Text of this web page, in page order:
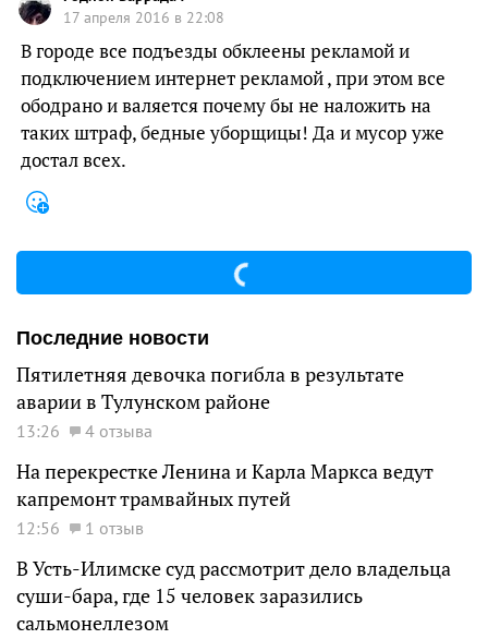
17 апреля 2016 в 22:08
В городе все подъезды обклеены рекламой и
подключением интернет рекламой , при этом все
ободрано и валяется почему бы не наложить на
таких штраф, бедные уборщицы! Да и мусор уже
достал всех.
Последние новости
Пятилетняя девочка погибла в результате
аварии в Тулунском районе
13:26 4 отзыва
На перекрестке Ленина и Карла Маркса ведут
капремонт трамвайных путей
12:56 1 отзыв
В Усть-Илимске суд рассмотрит дело владельца
суши-бара, где 15 человек заразились
сальмонеллезом